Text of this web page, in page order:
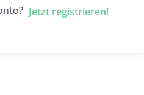
Jetzt registrieren!